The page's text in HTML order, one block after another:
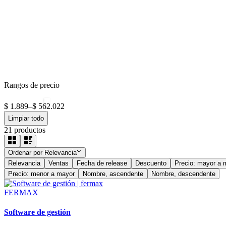
Rangos de precio
$ 1.889–$ 562.022
Limpiar todo
21 productos
Ordenar por Relevancia
Relevancia
Ventas Fecha de release Descuento
Precio: mayor a
Precio: menor a mayor
Nombre, ascendente Nombre, descendente
FERMAX
Software de gestión